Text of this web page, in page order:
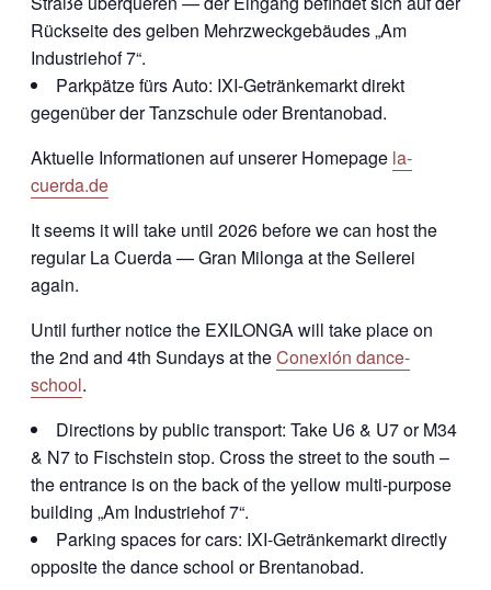
Rückseite des gelben Mehrzweckgebäudes „Am
Industriehof 7“.
Parkpätze fürs Auto: IXI-Getränkemarkt direkt
gegenüber der Tanzschule oder Brentanobad.
Aktuelle Informationen auf unserer Homepage la-
cuerda.de
It seems it will take until 2026 before we can host the
regular La Cuerda — Gran Milonga at the Seilerei
again.
Until further notice the EXILONGA will take place on
the 2nd and 4th Sundays at theConexión dance-
school.
Directions by public transport: Take U6 & U7 or M34
& N7 to Fischstein stop. Cross the street to the south –
the entrance is on the back of the yellow multi-purpose
building „Am Industriehof 7“.
Parking spaces for cars: IXI-Getränkemarkt directly
opposite the dance school or Brentanobad.